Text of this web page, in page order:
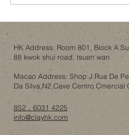
唔使去Idaho！香港樓底
合屋頂」嘅智慧？
HK Address: Room 801, Block A
88 kwok shui road, tsuen wan
Macao Address: Shop J Rua De
Da Silva,N2,Cave Centro Cmercial
852．6031 4225
info@clayhk.com